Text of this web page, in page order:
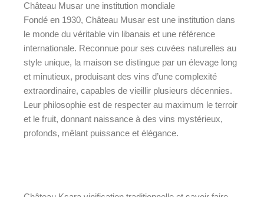
Château Musar une institution mondiale
Fondé en 1930, Château Musar est une institution dans
le monde du véritable vin libanais et une référence
internationale. Reconnue pour ses cuvées naturelles au
style unique, la maison se distingue par un élevage long
et minutieux, produisant des vins d’une complexité
extraordinaire, capables de vieillir plusieurs décennies.
Leur philosophie est de respecter au maximum le terroir
et le fruit, donnant naissance à des vins mystérieux,
profonds, mêlant puissance et élégance.